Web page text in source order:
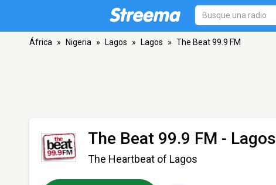
África » Nigeria » Lagos » Lagos » The Beat 99.9 FM
The Beat 99.9 FM - Lagos
The Heartbeat of Lagos